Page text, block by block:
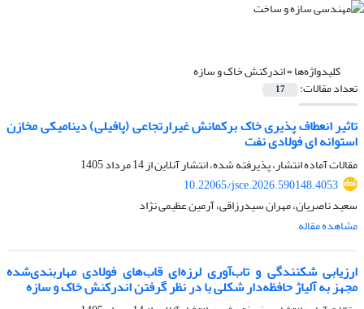
کلیدواژه‌ها =اندرکنش خاک و سازه
تعداد مقالات: 17
تاثیر انعطاف پذیری خاک برکمانش غیرارتجاعی (پافیلی) دینامیکی مخازن
استوانه ای فولادی نفت
مقالات آماده انتشار، پذیرفته شده، انتشار آنلاین از14 مرداد 1405
10.22065/jsce.2026.590148.4053
سعید ناصریان، مهران سیدرزاقی، آرمین عظیمی نژاد
مشاهده مقاله
ارزیابی شکنندگی و تاب‌آوری لرزه‌ای قاب‌های فولادی مهاربندی‌شده
مجهز به آلیاژ حافظه‌دار شکلی با در نظر گرفتن اندرکنش خاک و سازه